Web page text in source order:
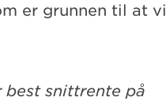
er grunnen til at vi
best snittrente på